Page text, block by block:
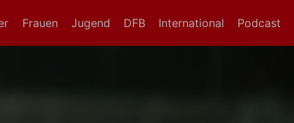
Frauen Jugend DFB International Podcast